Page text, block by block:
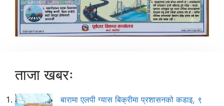
ताजा खबरः
बारामा एलपी ग्यास बिक्रीमा प्रशासनको कडाइ, ९